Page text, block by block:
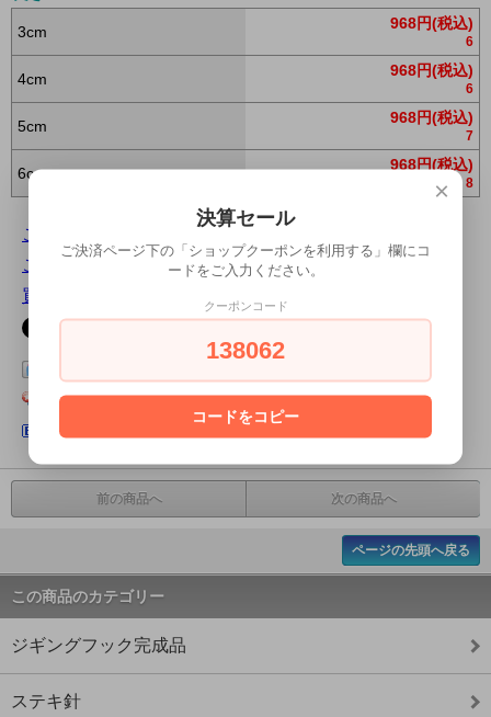
3cm 968円(税込)
6
4cm 968円(税込)
6
5cm 968円(税込)
7
6cm 968円(税込)
8
この商品について問い合わせる
この商品を友達に教える
買い物を続ける
Yahoo!ブックマークに登録する
はてなブックマークに登録する
前の商品へ 次の商品へ
ページの先頭へ戻る
この商品のカテゴリー
ジギングフック完成品
ステキ針
×
決算セール
ご決済ページ下の「ショップクーポンを利用する」欄にコ
ードをご入力ください。
クーポンコード
138062
コードをコピー